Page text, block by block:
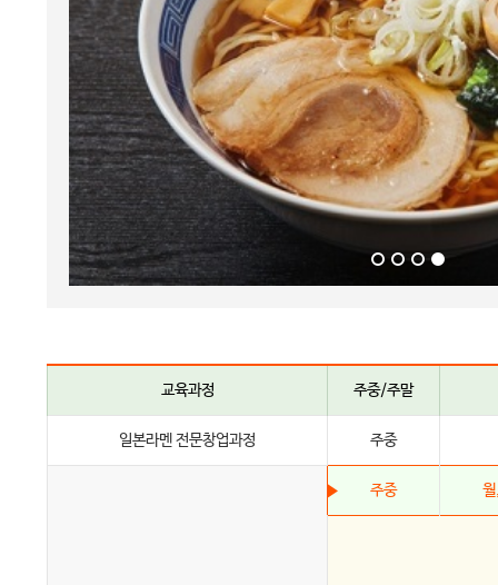
교육과정 주중/주말
일본라멘 전문창업과정 주중
주중